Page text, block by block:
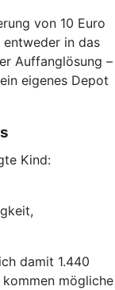
von 10 Euro
in das
Auffanglösung –
eigenes Depot
Kind:
damit 1.440
mögliche